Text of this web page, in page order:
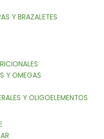
Y BRAZALETES
Y OMEGAS
Y OLIGOELEMENTOS